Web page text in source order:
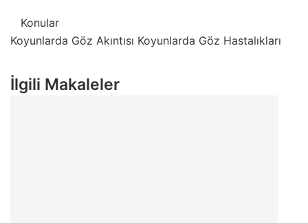
Konular
Koyunlarda Göz Akıntısı Koyunlarda Göz Hastalıkları
İlgili Makaleler